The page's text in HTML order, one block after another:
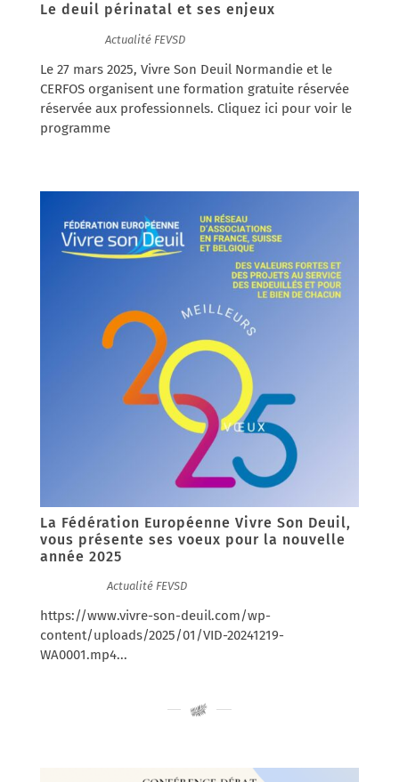
Le deuil périnatal et ses enjeux
Actualité FEVSD
Le 27 mars 2025, Vivre Son Deuil Normandie et le
CERFOS organisent une formation gratuite réservée
réservée aux professionnels. Cliquez ici pour voir le
programme
La Fédération Européenne Vivre Son Deuil,
vous présente ses voeux pour la nouvelle
année 2025
|Actualité FEVSD
https://www.vivre-son-deuil.com/wp-
content/uploads/2025/01/VID-20241219-
WA0001.mp4...